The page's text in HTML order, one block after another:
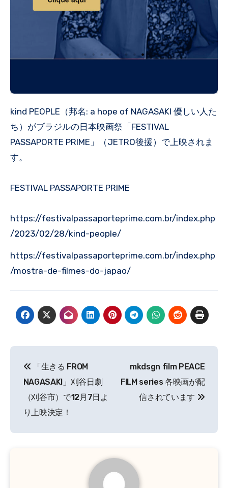
kind PEOPLE（邦名: a hope of NAGASAKI 優しい人た
ち）がブラジルの日本映画祭「FESTIVAL
PASSAPORTE PRIME」（JETRO後援）で上映されま
す。
FESTIVAL PASSAPORTE PRIME
https://festivalpassaporteprime.com.br/index.php
/2023/02/28/kind-people/
https://festivalpassaporteprime.com.br/index.php
/mostra-de-filmes-do-japao/
稿
ビ
「生きる FROM
NAGASAKI」刈谷日劇
（刈谷市）で12月7日よ
り上映決定！
mkdsgn film PEACE
FILM series 各映画が配
信されています